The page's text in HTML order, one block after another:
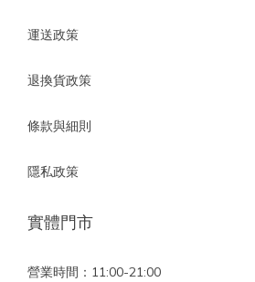
運送政策
退換貨政策
條款與細則
隱私政策
實體門市
營業時間：11:00-21:00